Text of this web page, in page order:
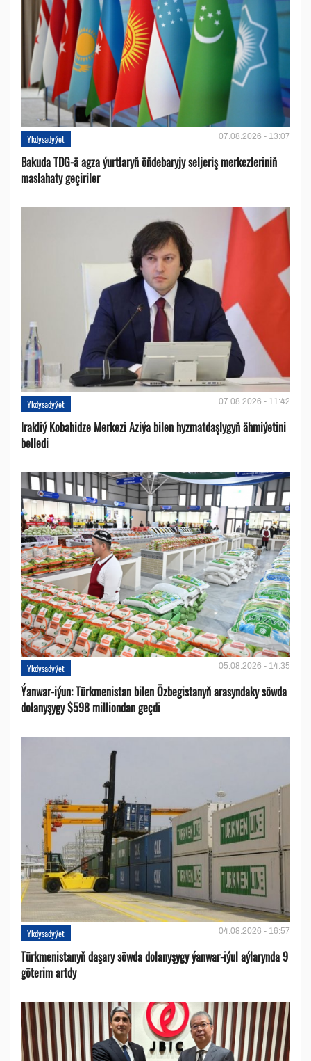
Ykdysadyýet 07.08.2026 - 13:07
Bakuda TDG-ä agza ýurtlaryň öňdebaryjy seljeriş merkezleriniň
maslahaty geçiriler
Ykdysadyýet 07.08.2026 - 11:42
Irakliý Kobahidze Merkezi Aziýa bilen hyzmatdaşlygyň ähmiýetini
belledi
Ykdysadyýet 05.08.2026 - 14:35
Ýanwar-iýun: Türkmenistan bilen Özbegistanyň arasyndaky söwda
dolanyşygy $598 milliondan geçdi
Ykdysadyýet 04.08.2026 - 16:57
Türkmenistanyň daşary söwda dolanyşygy ýanwar-iýul aýlarynda 9
göterim artdy